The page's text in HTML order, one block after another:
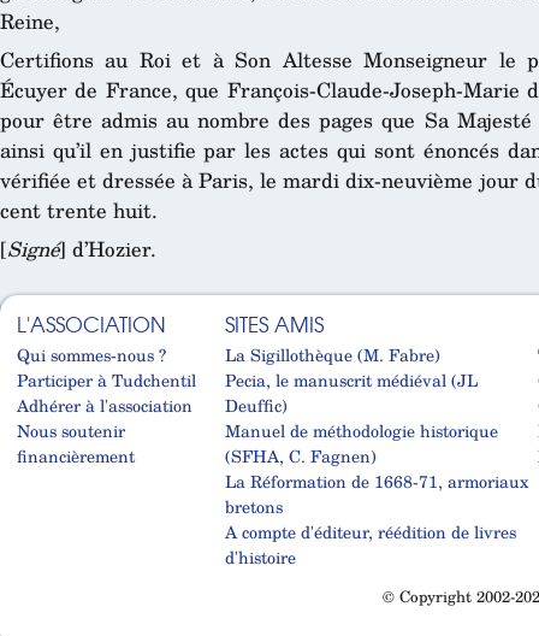
Reine,
Certifions au Roi et à Son Altesse Monseigneur le
Écuyer de France, que François-Claude-Joseph-Marie
pour être admis au nombre des pages que Sa
ainsi qu’il en justifie par les actes qui sont énoncés
vérifiée et dressée à Paris, le mardi dix-neuvième jour
cent trente huit.
[Signé] d’Hozier.
L'ASSOCIATION
Qui sommes-nous ?
Participer à Tudchentil
Adhérer à l'association
Nous soutenir
financièrement
SITES AMIS
La Sigillothèque (M. Fabre)
Pecia, le manuscrit médiéval (JL
Deuffic)
Manuel de méthodologie historique
(SFHA, C. Fagnen)
La Réformation de 1668-71, armoriaux
bretons
A compte d'éditeur, réédition de livres
d'histoire
© Copyright 2002-